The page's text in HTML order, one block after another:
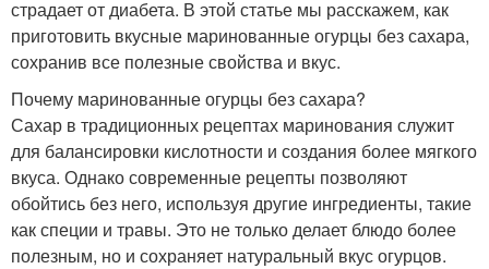
страдает от диабета. В этой статье мы расскажем, как
приготовить вкусные маринованные огурцы без сахара,
сохранив все полезные свойства и вкус.
Почему маринованные огурцы без сахара?
Сахар в традиционных рецептах маринования служит
для балансировки кислотности и создания более мягкого
вкуса. Однако современные рецепты позволяют
обойтись без него, используя другие ингредиенты, такие
как специи и травы. Это не только делает блюдо более
полезным, но и сохраняет натуральный вкус огурцов.